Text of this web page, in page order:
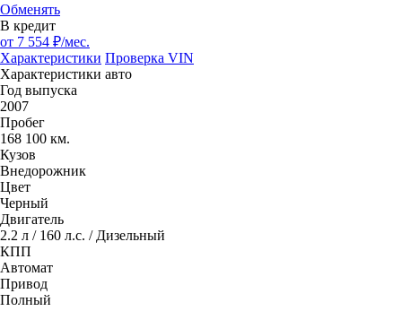
Обменять
В кредит
от 7 554 ₽/мес.
Характеристики Проверка VIN
Характеристики авто
Год выпуска
2007
Пробег
168 100 км.
Кузов
Внедорожник
Цвет
Черный
Двигатель
2.2 л / 160 л.с. / Дизельный
КПП
Автомат
Привод
Полный